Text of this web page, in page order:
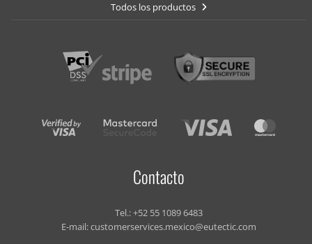
Todos los productos
Contacto
Tel.:+52 55 1089 6483
E-mail:customerservices.mexico@eutectic.com